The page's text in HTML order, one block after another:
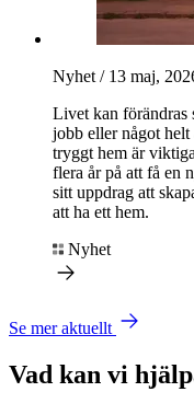
Nyhet / 13 maj,
Livet kan förändras
jobb ellernågot helt
tryggt hem är
flera årpå att få en
sitt uppdrag att
att ha ett hem.
Nyhet
Se mer aktuellt
Vad kan vi